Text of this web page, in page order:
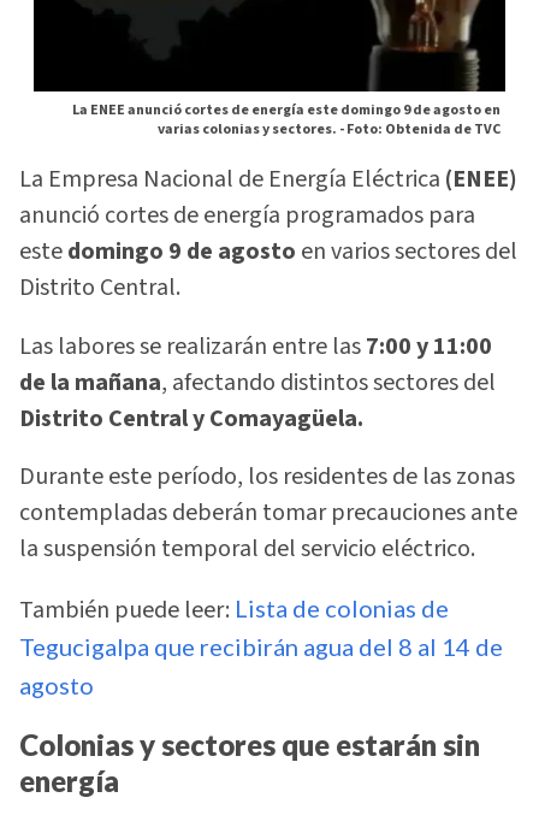
La ENEE anunció cortes de energía este domingo 9 de agosto en
varias colonias y sectores. -Foto: Obtenida de TVC
La Empresa Nacional de Energía Eléctrica (ENEE)
anunció cortes de energía programados para
estedomingo 9 de agosto en varios sectores del
Distrito Central.
Las labores se realizarán entre las7:00 y 11:00
de la mañana, afectando distintos sectores del
Distrito Central y Comayagüela.
Durante este período, los residentes de las zonas
contempladas deberán tomar precauciones ante
la suspensión temporal del servicio eléctrico.
También puede leer: Lista de colonias de
Tegucigalpa que recibirán agua del 8 al 14 de
agosto
Colonias y sectores que estarán sin
energía